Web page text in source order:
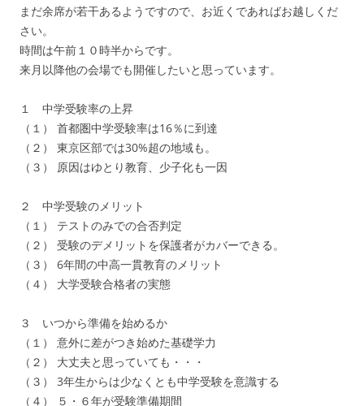
まだ余席が若干あるようですので、お近くであればお越しくだ
さい。
時間は午前１０時半からです。
来月以降他の会場でも開催したいと思っています。
１ 中学受験率の上昇
（１） 首都圏中学受験率は16％に到達
（２） 東京区部では30%超の地域も。
（３） 原因はゆとり教育、少子化も一因
２ 中学受験のメリット
（１） テストのみでの合否判定
（２） 受験のデメリットを保護者がカバーできる。
（３） 6年間の中高一貫教育のメリット
（４） 大学受験合格者の実態
３ いつから準備を始めるか
（１） 意外に差がつき始めた基礎学力
（２） 大丈夫と思っていても・・・
（３） 3年生からは少なくとも中学受験を意識する
（４） ５・６年が受験準備期間